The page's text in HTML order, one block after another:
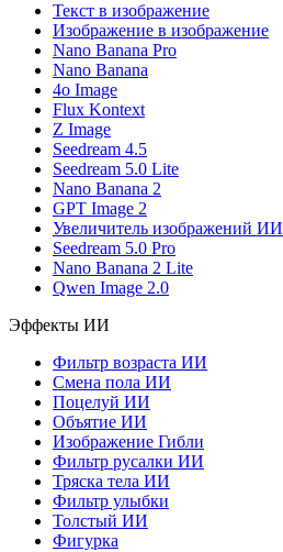
Текст в изображение
Изображение в изображение
Nano Banana Pro
Nano Banana
4o Image
Flux Kontext
Z Image
Seedream 4.5
Seedream 5.0 Lite
Nano Banana 2
GPT Image 2
Увеличитель изображений ИИ
Seedream 5.0 Pro
Nano Banana 2 Lite
Qwen Image 2.0
Эффекты ИИ
Фильтр возраста ИИ
Смена пола ИИ
Поцелуй ИИ
Объятие ИИ
Изображение Гибли
Фильтр русалки ИИ
Тряска тела ИИ
Фильтр улыбки
Толстый ИИ
Фигурка